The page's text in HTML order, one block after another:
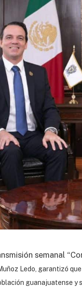
semanal
Ledo, garantizó
guanajuatense y